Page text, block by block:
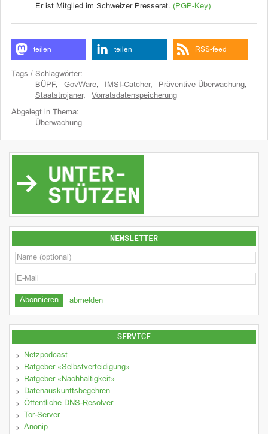
Er ist Mitglied im Schweizer Presserat. (PGP-Key)
teilen teilen RSS-feed
Tags / Schlagwörter:
BÜPF, GovWare, IMSI-Catcher, Präventive Überwachung,
Staatstrojaner, Vorratsdatenspeicherung
Abgelegt in Thema:
Überwachung
NEWSLETTER
abmelden
SERVICE
Netzpodcast
Ratgeber «Selbstverteidigung»
Ratgeber «Nachhaltigkeit»
Datenauskunftsbegehren
Öffentliche DNS-Resolver
Tor-Server
Anonip